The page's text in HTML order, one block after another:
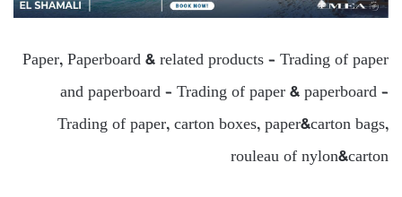
Paper, Paperboard & related products – Trading of paper
and paperboard – Trading of paper & paperboard –
Trading of paper, carton boxes, paper&carton bags,
rouleau of nylon&carton